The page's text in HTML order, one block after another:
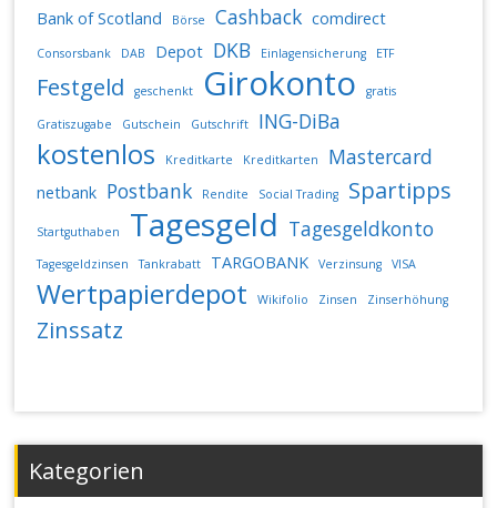
Bank of Scotland Börse Cashback comdirect
Consorsbank DAB Depot DKB Einlagensicherung ETF
Festgeld geschenkt Girokonto gratis
Gratiszugabe Gutschein Gutschrift ING-DiBa
kostenlos Kreditkarte Kreditkarten Mastercard
netbank Postbank Rendite Social Trading Spartipps
Startguthaben Tagesgeld Tagesgeldkonto
Tagesgeldzinsen Tankrabatt TARGOBANK Verzinsung VISA
Wertpapierdepot Wikifolio Zinsen Zinserhöhung
Zinssatz
Kategorien